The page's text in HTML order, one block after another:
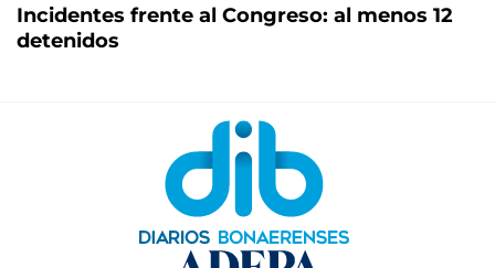
Incidentes frente al Congreso: al menos 12
detenidos